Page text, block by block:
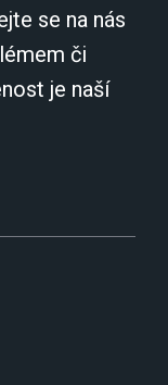
se na nás
či
je naší